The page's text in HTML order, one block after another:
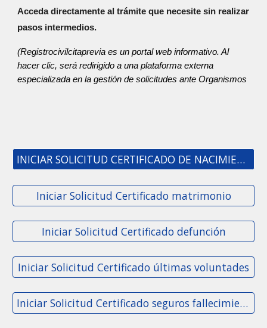
Acceda directamente al trámite que necesite sin realizar
pasos intermedios.
(Registrocivilcitaprevia es un portal web informativo. Al
hacer clic, será redirigido a una plataforma externa
especializada en la gestión de solicitudes ante Organismos
INICIAR SOLICITUD CERTIFICADO DE NACIMIENTO
Iniciar Solicitud Certificado matrimonio
Iniciar Solicitud Certificado defunción
Iniciar Solicitud Certificado últimas voluntades
Iniciar Solicitud Certificado seguros fallecimiento